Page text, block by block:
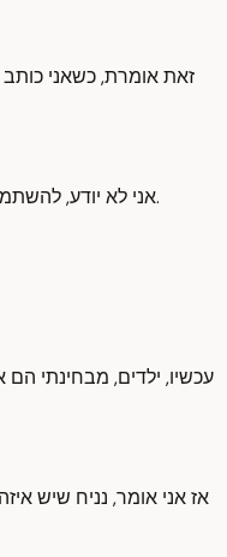
זאת אומרת, כשאני
אני לא יודע, להשתמש בסיר לילה, או לא להתחצף למבוגרים.
עכשיו, ילדים, מבחינתי הם
אז אני אומר, נניח שיש